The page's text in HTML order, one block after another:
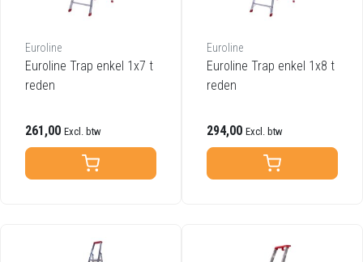
Euroline
Euroline Trap enkel 1x7 t
reden
261,00 Excl. btw
Euroline
Euroline Trap enkel 1x8 t
reden
294,00 Excl. btw